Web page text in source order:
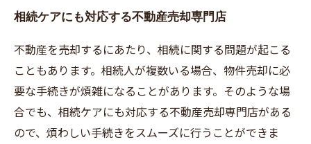
相続ケアにも対応する不動産売却専門店
不動産を売却するにあたり、相続に関する問題が起こる
こともあります。相続人が複数いる場合、物件売却に必
要な手続きが煩雑になることがあります。そのような場
合でも、相続ケアにも対応する不動産売却専門店がある
ので、煩わしい手続きをスムーズに行うことができま